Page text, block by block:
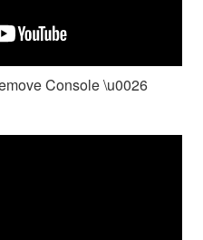
Console \u0026